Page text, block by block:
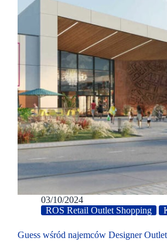
03/10/2024
ROS Retail Outlet Shopping
Guess wśród najemców Designer